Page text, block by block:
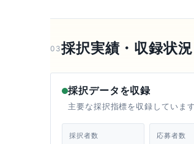
03採択実績・収録状況
採択データを収録
主要な採択指標を収録しています
採択者数 応募者数